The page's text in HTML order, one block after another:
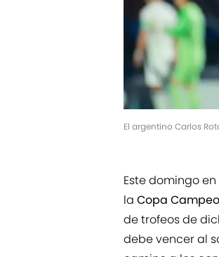
El argentino Carlos
Este domingo en
la Copa
de trofeos de
debe vencer al